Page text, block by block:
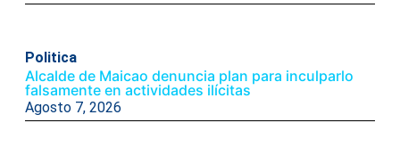
Politica
Alcalde de Maicao denuncia plan para inculparlo
falsamente en actividades ilícitas
Agosto 7, 2026